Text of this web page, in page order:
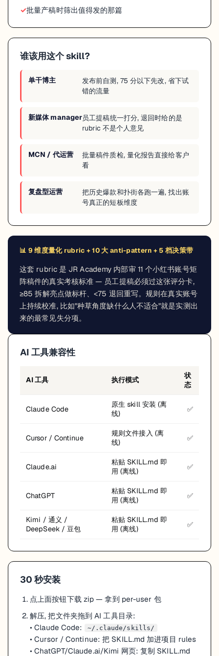
批量产稿时筛出值得发的那篇
谁该用这个 skill?
单干博主
发布前自测, 75 分以下先改, 省下试
错的流量
新媒体 manager员工提稿统一打分, 退回时给的是
rubric 不是个人意见
MCN / 代运营
批量稿件质检, 量化报告直接给客户
看
复盘型运营
把历史爆款和扑街各跑一遍, 找出账
号真正的短板维度
📊 9 维度量化 rubric + 10 大 anti-pattern + 5 档决策带
这套 rubric 是 JR Academy 内部审 11 个小红书账号矩
阵稿件的真实考核标准 — 员工提稿必须过这张评分卡,
≥85 拆解亮点做标杆、<75 退回重写。规则在真实账号
上持续校准, 比如"种草角度缺什么人不适合"就是实测出
来的最常见失分项。
AI 工具兼容性
AI 工具 执行模式
状
态
Claude Code
原生 skill 安装 (离
线)
✅
Cursor / Continue
规则文件接入 (离
线)
✅
Claude.ai
粘贴 SKILL.md 即
用 (离线)
✅
ChatGPT
粘贴 SKILL.md 即
用 (离线)
✅
Kimi / 通义 /
DeepSeek / 豆包
粘贴 SKILL.md 即
用 (离线)
✅
30 秒安装
点上面按钮下载 zip — 拿到 per-user 包
解压, 把文件夹拖到 AI 工具目录:
• Claude Code:
~/.claude/skills/
• Cursor / Continue: 把 SKILL.md 加进项目 rules
• ChatGPT/Claude.ai/Kimi 网页: 复制 SKILL.md